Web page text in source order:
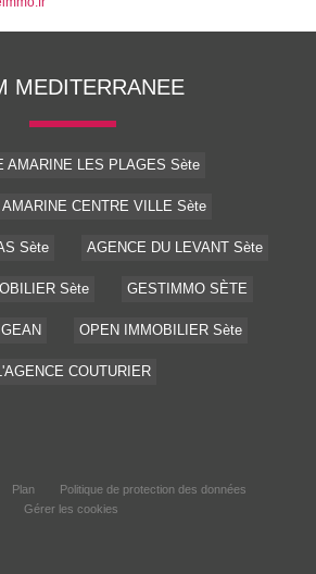
MEDITERRANEE
AMARINE LES PLAGES Sète
CENTRE VILLE Sète
Sète AGENCE DU LEVANT Sète
Sète GESTIMMO SÈTE
OPEN IMMOBILIER Sète
COUTURIER
Plan
Politique de protection des données
Gérer les cookies